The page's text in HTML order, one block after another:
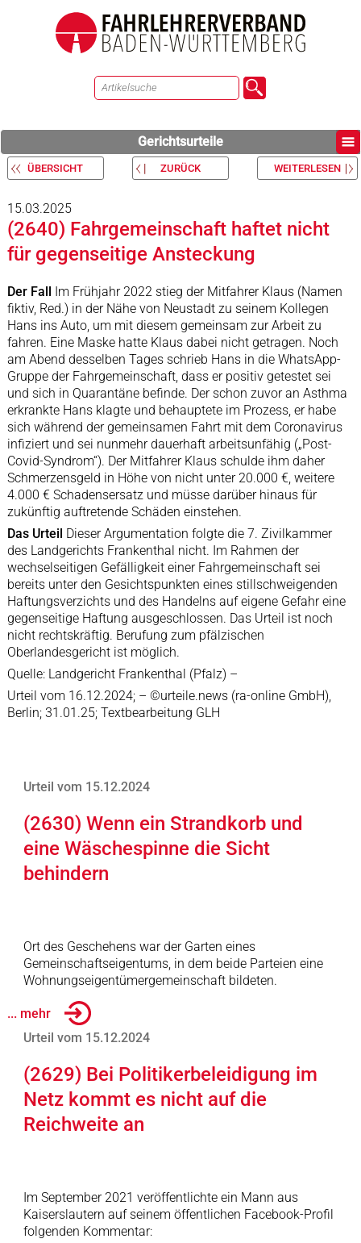
Gerichtsurteile
ÜBERSICHT ZURÜCK WEITERLESEN
15.03.2025
(2640) Fahrgemeinschaft haftet nicht
für gegenseitige Ansteckung
Der Fall Im Frühjahr 2022 stieg der Mitfahrer Klaus (Namen
fiktiv, Red.) in der Nähe von Neustadt zu seinem Kollegen
Hans ins Auto, um mit diesem gemeinsam zur Arbeit zu
fahren. Eine Maske hatte Klaus dabei nicht getragen. Noch
am Abend desselben Tages schrieb Hans in die WhatsApp-
Gruppe der Fahrgemeinschaft, dass er positiv getestet sei
und sich in Quarantäne befinde. Der schon zuvor an Asthma
erkrankte Hans klagte und behauptete im Prozess, er habe
sich während der gemeinsamen Fahrt mit dem Coronavirus
infiziert und sei nunmehr dauerhaft arbeitsunfähig („Post-
Covid-Syndrom“). Der Mitfahrer Klaus schulde ihm daher
Schmerzensgeld in Höhe von nicht unter 20.000 €, weitere
4.000 € Schadensersatz und müsse darüber hinaus für
zukünftig auftretende Schäden einstehen.
Das Urteil Dieser Argumentation folgte die 7. Zivilkammer
des Landgerichts Frankenthal nicht. Im Rahmen der
wechselseitigen Gefälligkeit einer Fahrgemeinschaft sei
bereits unter den Gesichtspunkten eines stillschweigenden
Haftungsverzichts und des Handelns auf eigene Gefahr eine
gegenseitige Haftung ausgeschlossen. Das Urteil ist noch
nicht rechtskräftig. Berufung zum pfälzischen
Oberlandesgericht ist möglich.
Quelle: Landgericht Frankenthal (Pfalz) –
Urteil vom 16.12.2024; – ©urteile.news (ra-online GmbH),
Berlin; 31.01.25; Textbearbeitung GLH
Urteil vom 15.12.2024
(2630) Wenn ein Strandkorb und
eine Wäschespinne die Sicht
behindern
Ort des Geschehens war der Garten eines
Gemeinschaftseigentums, in dem beide Parteien eine
Wohnungseigentümergemeinschaft bildeten.
... mehr
Urteil vom 15.12.2024
(2629) Bei Politikerbeleidigung im
Netz kommt es nicht auf die
Reichweite an
Im September 2021 veröffentlichte ein Mann aus
Kaiserslautern auf seinem öffentlichen Facebook-Profil
folgenden Kommentar: